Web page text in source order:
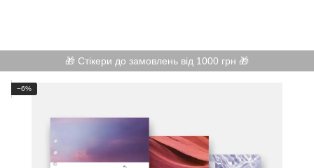
🎁 Стікери до замовлень від 1000 грн 🎁
−6%